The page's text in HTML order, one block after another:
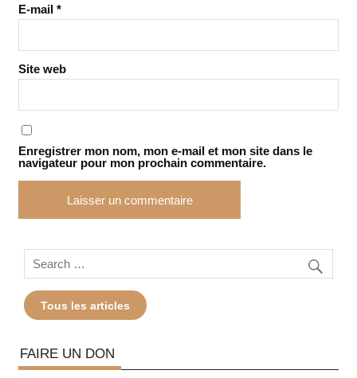
E-mail *
Site web
Enregistrer mon nom, mon e-mail et mon site dans le
navigateur pour mon prochain commentaire.
Tous les articles
FAIRE UN DON